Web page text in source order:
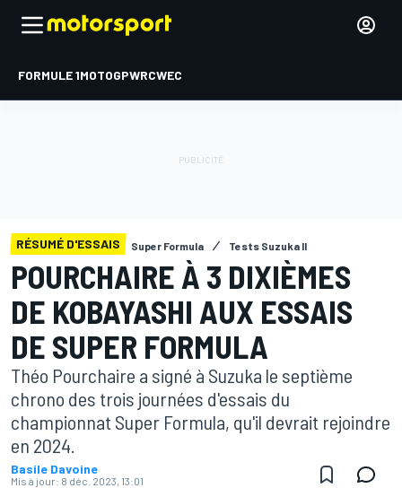
FORMULE 1MOTOGPWRCWEC
RÉSUMÉ D'ESSAIS Super Formula Tests Suzuka II
POURCHAIRE À 3 DIXIÈMES
DE KOBAYASHI AUX ESSAIS
DE SUPER FORMULA
Théo Pourchaire a signé à Suzuka le septième
chrono des trois journées d'essais du
championnat Super Formula, qu'il devrait rejoindre
en 2024.
Basile Davoine
Mis à jour: 8 déc. 2023, 13:01